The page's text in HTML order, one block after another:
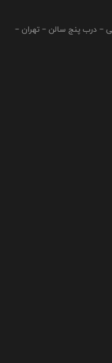
– درب پنج سالن – تهران –